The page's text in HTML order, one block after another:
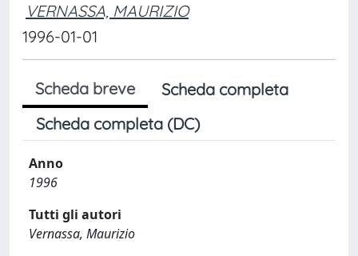
VERNASSA, MAURIZIO
1996-01-01
Scheda breve
Scheda completa
Scheda completa (DC)
Anno
1996
Tutti gli autori
Vernassa, Maurizio